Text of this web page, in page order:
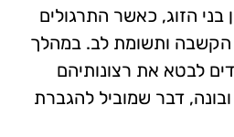
הזוג, כאשר התרגולים
הקשבה ותשומת לב. במהלך
לבטא את רצונותיהם
דבר שמוביל להגברת